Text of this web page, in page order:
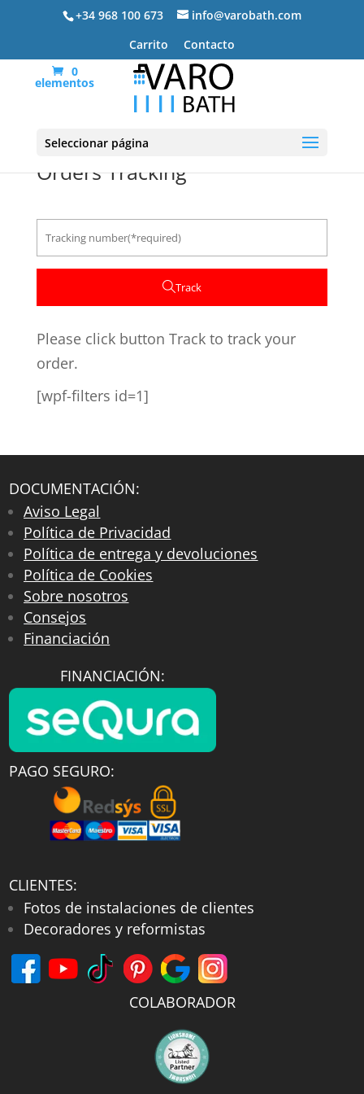
+34 968 100 673
info@varobath.com
Carrito
Contacto
0
elementos
Seleccionar página
Orders Tracking
Track
Please click button Track to track your
order.
[wpf-filters id=1]
DOCUMENTACIÓN:
Aviso Legal
Política de Privacidad
Política de entrega y devoluciones
Política de Cookies
Sobre nosotros
Consejos
Financiación
FINANCIACIÓN:
PAGO SEGURO:
CLIENTES:
Fotos de instalaciones de clientes
Decoradores y reformistas
COLABORADOR